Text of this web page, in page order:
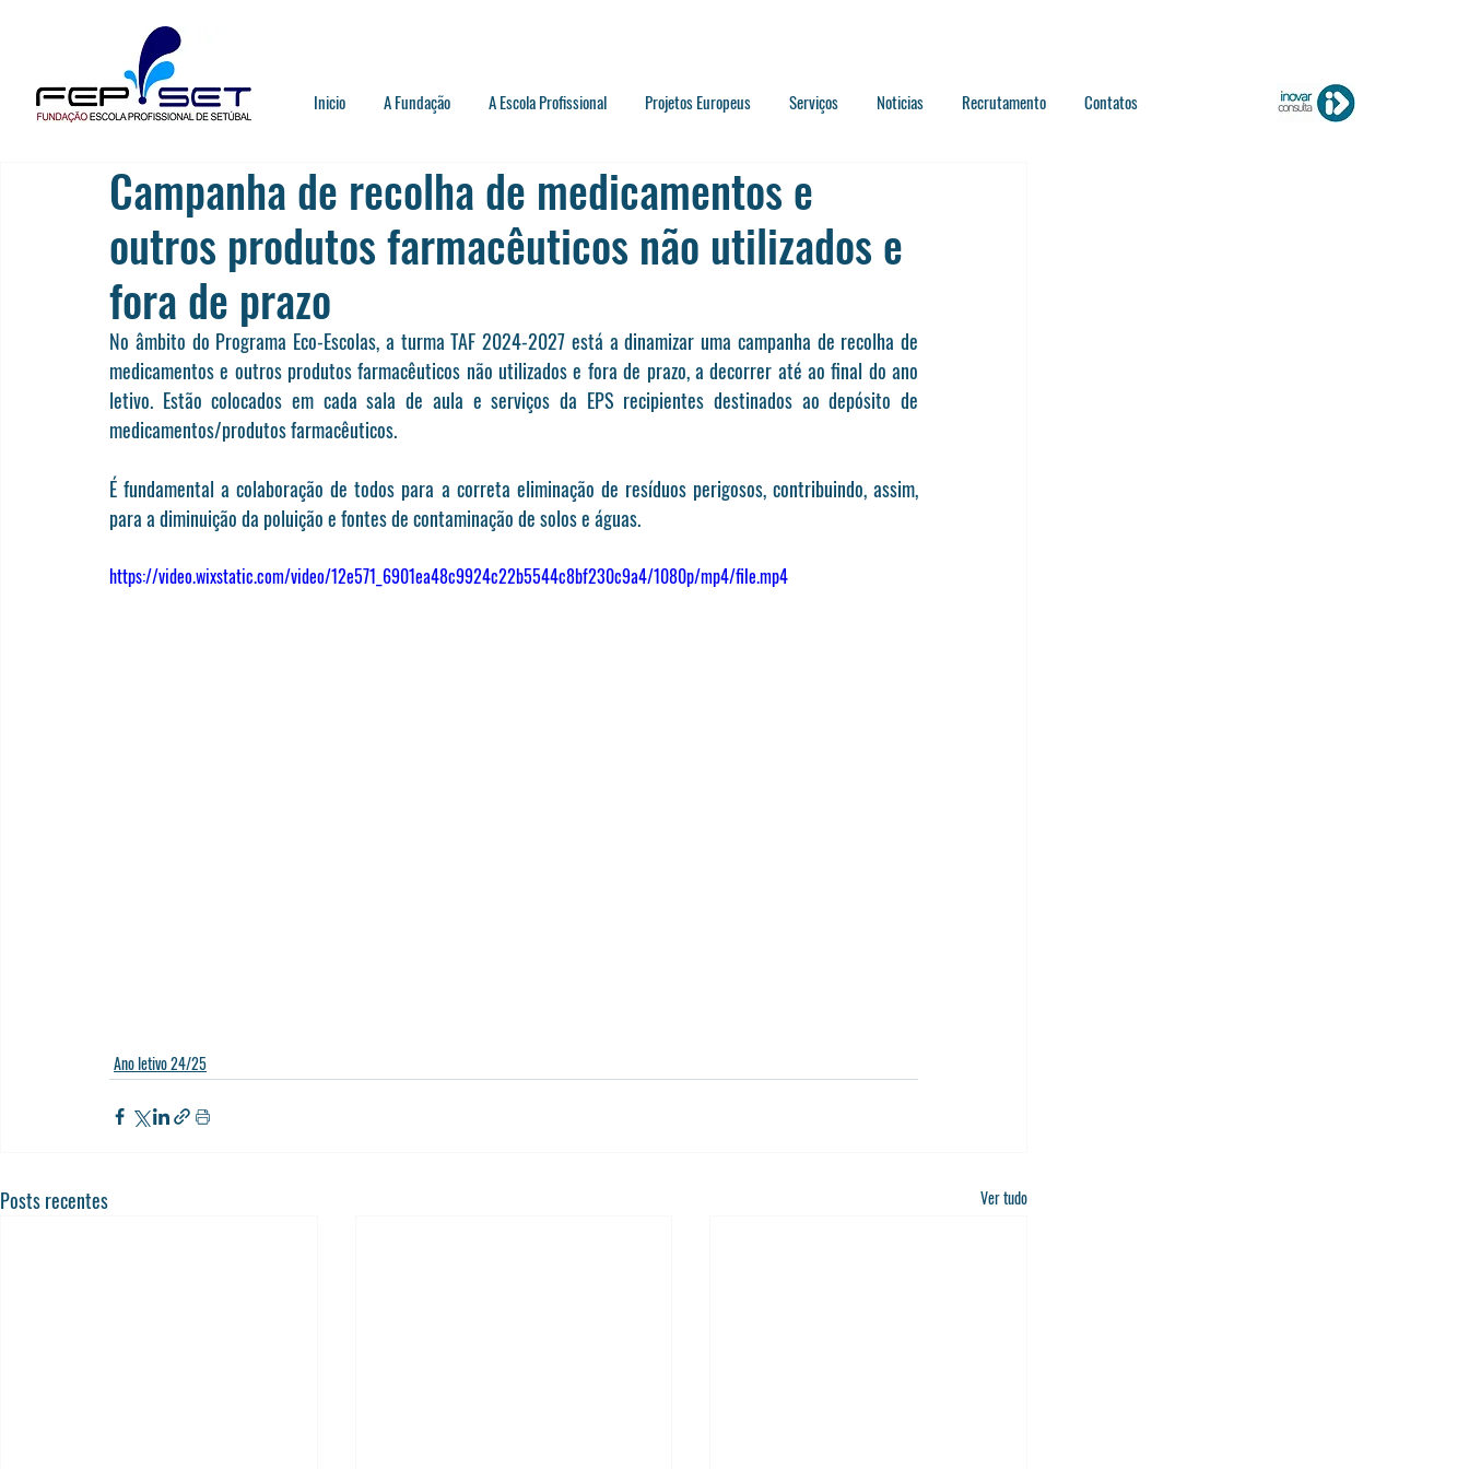
Inicio A Fundação A Escola Profissional Projetos Europeus Serviços Noticias Recrutamento Contatos
Campanha de recolha de medicamentos e
outros produtos farmacêuticos não utilizados e
fora de prazo
No âmbito do Programa Eco-Escolas, a turma TAF 2024-2027 está a dinamizar uma campanha de recolha de
medicamentos e outros produtos farmacêuticos não utilizados e fora de prazo, a decorrer até ao final do ano
letivo. Estão colocados em cada sala de aula e serviços da EPS recipientes destinados ao depósito de
medicamentos/produtos farmacêuticos.
É fundamental a colaboração de todos para a correta eliminação de resíduos perigosos, contribuindo, assim,
para a diminuição da poluição e fontes de contaminação de solos e águas.
https://video.wixstatic.com/video/12e571_6901ea48c9924c22b5544c8bf230c9a4/1080p/mp4/file.mp4
Ano letivo 24/25
Posts recentes Ver tudo